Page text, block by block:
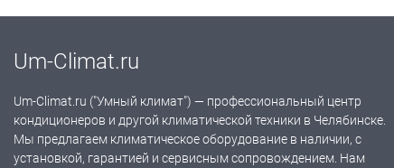
Um-Climat.ru
Um-Climat.ru ("Умный климат") — профессиональный центр
кондиционеров и другой климатической техники в Челябинске.
Мы предлагаем климатическое оборудование в наличии, с
установкой, гарантией и сервисным сопровождением. Нам